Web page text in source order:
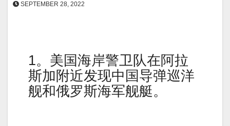
SEPTEMBER 28, 2022
1。美国海岸警卫队在阿拉
斯加附近发现中国导弹巡洋
舰和俄罗斯海军舰艇。